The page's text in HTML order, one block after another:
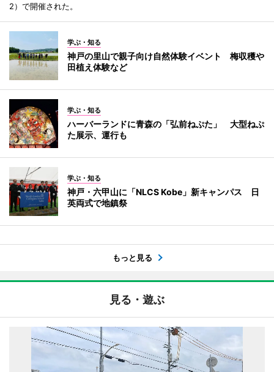
2）で開催された。
学ぶ・知る
神戸の里山で親子向け自然体験イベント 梅収穫や
田植え体験など
学ぶ・知る
ハーバーランドに青森の「弘前ねぷた」 大型ねぷ
た展示、運行も
学ぶ・知る
神戸・六甲山に「NLCS Kobe」新キャンパス 日
英両式で地鎮祭
もっと見る
見る・遊ぶ